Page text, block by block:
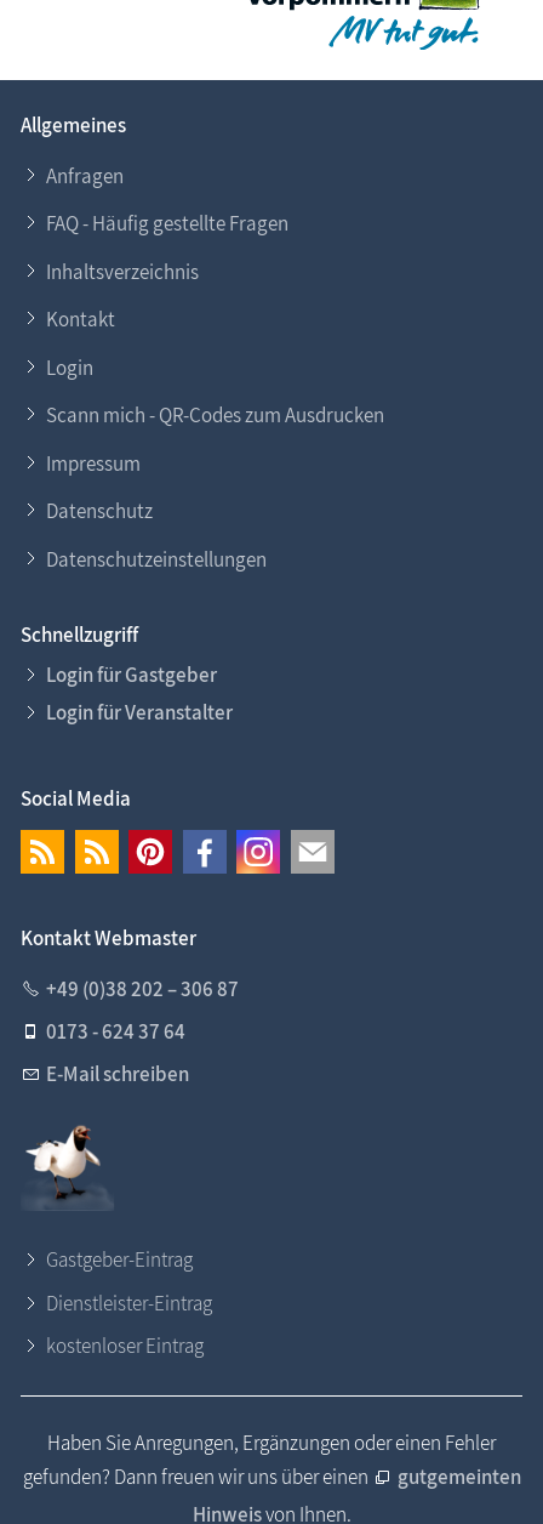
Allgemeines
Anfragen
FAQ - Häufig gestellte Fragen
Inhaltsverzeichnis
Kontakt
Login
Scann mich - QR-Codes zum Ausdrucken
Impressum
Datenschutz
Datenschutzeinstellungen
Schnellzugriff
Login für Gastgeber
Login für Veranstalter
Social Media
Kontakt Webmaster
+49 (0)38 202 – 306 87
0173 - 624 37 64
E-Mail schreiben
Gastgeber-Eintrag
Dienstleister-Eintrag
kostenloser Eintrag
Haben Sie Anregungen, Ergänzungen oder einen Fehler
gefunden? Dann freuen wir uns über einen
gutgemeinten
Hinweisvon Ihnen.